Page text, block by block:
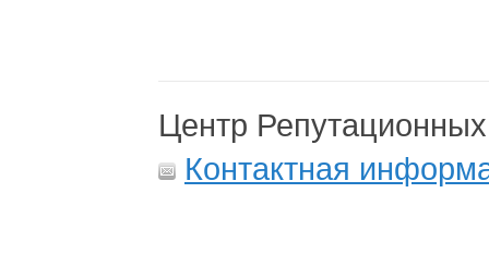
Центр
Контактная